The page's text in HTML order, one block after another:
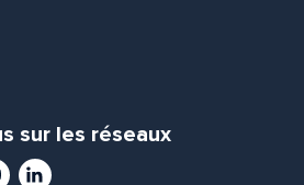
sur les réseaux
LinkedIn